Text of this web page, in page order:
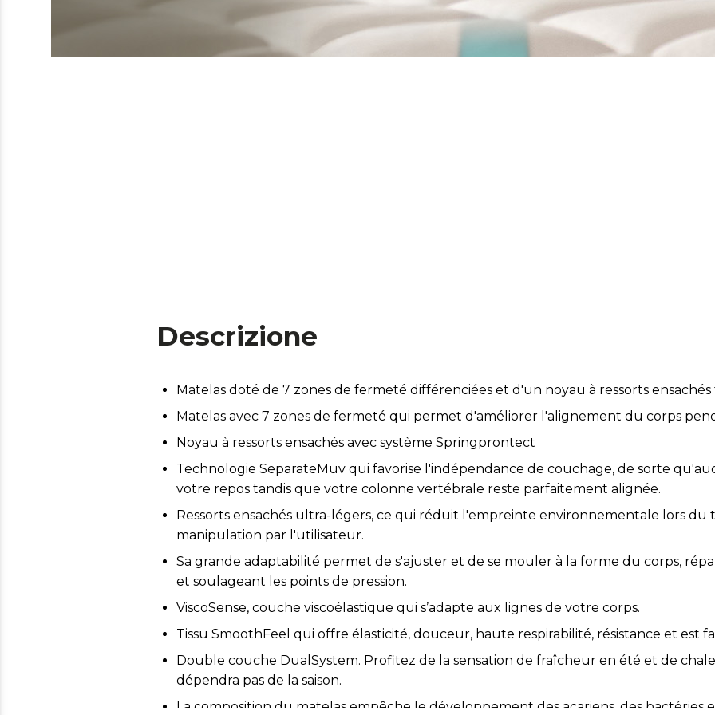
Descrizione
Matelas doté de 7 zones de fermeté différenciées et d'un noyau à ressorts
Matelas avec 7 zones de fermeté qui permet d'améliorer l'alignement du corps
Noyau à ressorts ensachés avec système Springprontect
Technologie SeparateMuv qui favorise l'indépendance de couchage, de sorte
votre repos tandis que votre colonne vertébrale reste parfaitement alignée.
Ressorts ensachés ultra-légers, ce qui réduit l'empreinte environnementale lors du
manipulation par l'utilisateur.
Sa grande adaptabilité permet de s'ajuster et de se mouler à la forme du corps,
et soulageant les points de pression.
ViscoSense, couche viscoélastique qui s’adapte aux lignes de votre corps.
Tissu SmoothFeel qui offre élasticité, douceur, haute respirabilité, résistance et est
Double couche DualSystem. Profitez de la sensation de fraîcheur en été et de
dépendra pas de la saison.
La composition du matelas empêche le développement des acariens, des bactéries